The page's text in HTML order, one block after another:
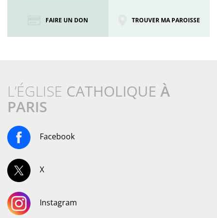
FAIRE UN DON TROUVER MA PAROISSE
L’ÉGLISE CATHOLIQUE À
PARIS
Facebook
X
Instagram